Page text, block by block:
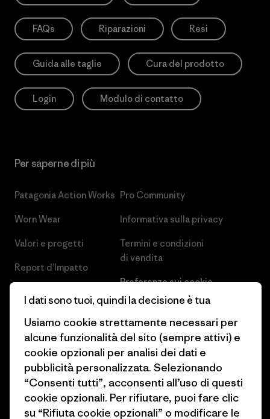
FAQs Riparazioni Resi
Guida alle taglie Cura del prodotto
Login Modulo di contatto
Per saperne di più
Patagonia Action Works
Worn Wear
Valori e progetti
Report d’Impatto
Obiettivi climatici
1% For The Planet
Come finanziamo
Buoni regalo
Trova un negozio
Pro Community
Informativa sulla privacy
Termini e condizioni
di vendita
Preferenze sui cookie
Lavora con noi
Stampa e media
Industry program
Programma di affiliazione
Patagonia Italia Mappa del sito
I dati sono tuoi, quindi la decisione è tua
Usiamo cookie strettamente necessari per
alcune funzionalità del sito (sempre attivi) e
cookie opzionali per analisi dei dati e
pubblicità personalizzata. Selezionando
“Consenti tutti”, acconsenti all’uso di questi
cookie opzionali. Per rifiutare, puoi fare clic
su “Rifiuta cookie opzionali” o modificare le